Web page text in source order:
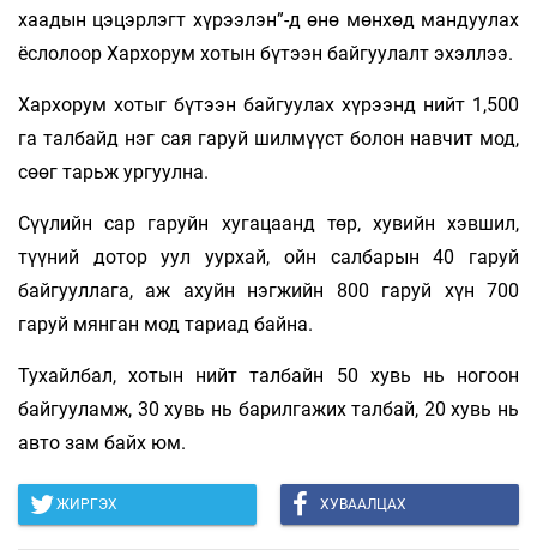
хаадын цэцэрлэгт хүрээлэн”-д өнө мөнхөд мандуулах
ёслолоор Хархорум хотын бүтээн байгуулалт эхэллээ.
Хархорум хотыг бүтээн байгуулах хүрээнд нийт 1,500
га талбайд нэг сая гаруй шилмүүст болон навчит мод,
сөөг тарьж ургуулна.
Сүүлийн сар гаруйн хугацаанд төр, хувийн хэвшил,
түүний дотор уул уурхай, ойн салбарын 40 гаруй
байгууллага, аж ахуйн нэгжийн 800 гаруй хүн 700
гаруй мянган мод тариад байна.
Тухайлбал, хотын нийт талбайн 50 хувь нь ногоон
байгууламж, 30 хувь нь барилгажих талбай, 20 хувь нь
авто зам байх юм.
ЖИРГЭХ ХУВААЛЦАХ